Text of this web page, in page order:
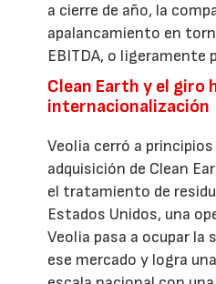
a cierre de año, la
apalancamiento en
EBITDA, o ligeramente
Clean Earth y el giro
internacionalización
Veolia cerró a principios
adquisición de Clean
el tratamiento de
Estados Unidos, una
Veolia pasa a ocupar la
ese mercado y logra